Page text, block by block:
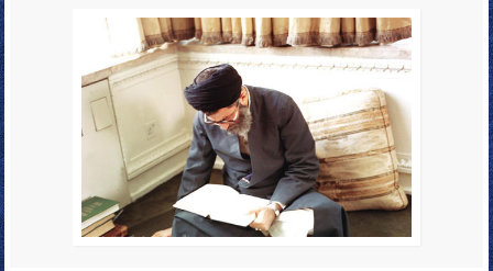
در بیست و یکمین جلسه دوره تربیت مدرس مفاهیم
خطبه ی حمد فاطمیعنوان شد
25دی 1401
صراحت روایی و تحریف هنری!
- بحثی در نادیده گرفتن فضای توصیفی روایات منابع
معظم در تصویرسازی های معاصر
در بیستمین جلسه ی دوره ی تربیت مدرس مفاهیم
خطبه ی حمد فاطمیعنوان شد